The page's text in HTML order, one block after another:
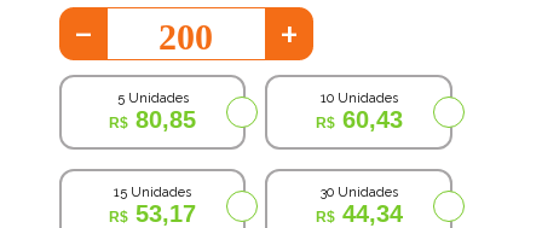
- +
5 Unidades
80,85
10 Unidades
60,43
15 Unidades
53,17
30 Unidades
44,34